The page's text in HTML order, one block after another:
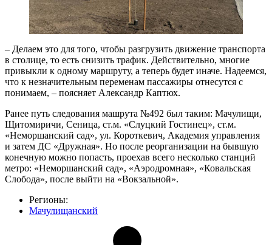
– Делаем это для того, чтобы разгрузить движение транспорта
в столице, то есть снизить трафик. Действительно, многие
привыкли к одному маршруту, а теперь будет иначе. Надеемся,
что к незначительным переменам пассажиры отнесутся с
понимаем, – поясняет Александр Каптюх.
Ранее путь следования машрута №492 был таким: Мачулищи,
Щитомиричи, Сеница, ст.м. «Слуцкий Гостинец», ст.м.
«Неморшанский сад», ул. Короткевич, Академия управления
и затем ДС «Дружная». Но после реорганизации на бывшую
конечную можно попасть, проехав всего несколько станций
метро: «Неморшанский сад», «Аэродромная», «Ковальская
Слобода», после выйти на «Вокзальной».
Регионы:
Мачулищанский